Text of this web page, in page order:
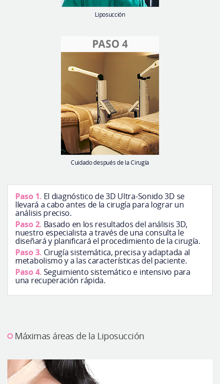
Liposucción
Cuidado después de la Cirugía
Paso 1. El diagnóstico de 3D Ultra-Sonido 3D se
llevará a cabo antes de la cirugía para lograr un
análisis preciso.
Paso 2. Basado en los resultados del análisis 3D,
nuestro especialista a través de una consulta le
diseñará y planificará el procedimiento de la cirugía.
Paso 3. Cirugía sistemática, precisa y adaptada al
metabolismo y a las características del paciente.
Paso 4. Seguimiento sistemático e intensivo para
una recuperación rápida.
Máximas áreas de la Liposucción